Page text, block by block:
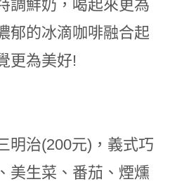
調鮮奶，喝起來更為
郁的冰滴咖啡融合起
更為美好!
明治(200元)，義式巧
美生菜、番茄、煙燻